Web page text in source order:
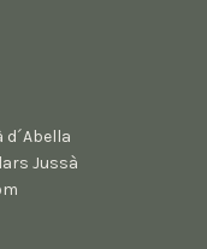
Jussà